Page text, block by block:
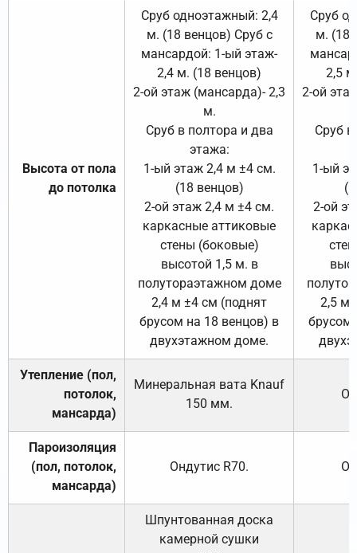
Высота от пола
до потолка
Сруб одноэтажный: 2,4
м. (18 венцов) Сруб с
мансардой: 1-ый этаж-
2,4 м. (18 венцов)
2-ой этаж (мансарда)- 2,3
м.
Сруб в полтора и два
этажа:
1-ый этаж 2,4 м ±4 см.
(18 венцов)
2-ой этаж 2,4 м ±4 см.
каркасные аттиковые
стены (боковые)
высотой 1,5 м. в
полутораэтажном доме
2,4 м ±4 см (поднят
брусом на 18 венцов) в
двухэтажном доме.
Сруб
м. (18
2,5
2-ой
Сруб
1-ый
2-ой
2,5 м
брусом
Утепление (пол,
потолок,
мансарда)
Минеральная вата Knauf
150 мм.
Пароизоляция
(пол, потолок,
мансарда)
Ондутис R70.
Шпунтованная доска
камерной сушки